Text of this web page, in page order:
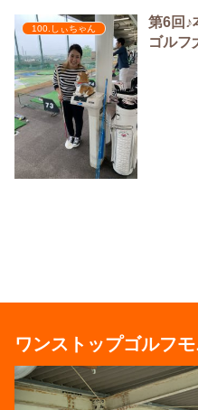
100.しぃちゃん
第6回♪
ゴルフ
ワンストップゴルフ